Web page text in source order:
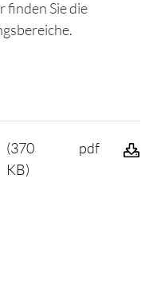
finden Sie die
(370
KB)
pdf